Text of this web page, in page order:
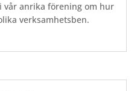
vår anrika förening om hur
verksamhetsben.